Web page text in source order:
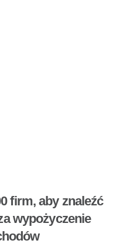
firm, aby znaleźć
wypożyczenie